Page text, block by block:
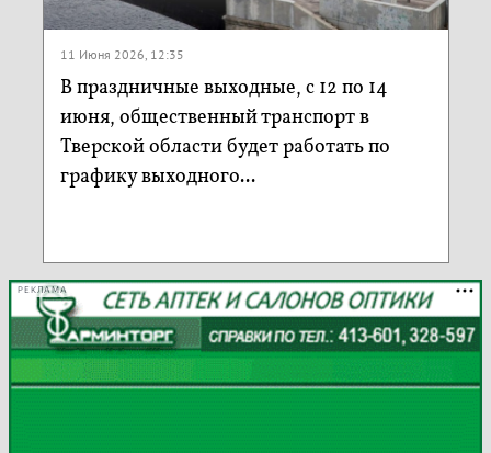
11 Июня 2026, 12:35
В праздничные выходные, с 12 по 14
июня, общественный транспорт в
Тверской области будет работать по
графику выходного...
РЕКЛАМА